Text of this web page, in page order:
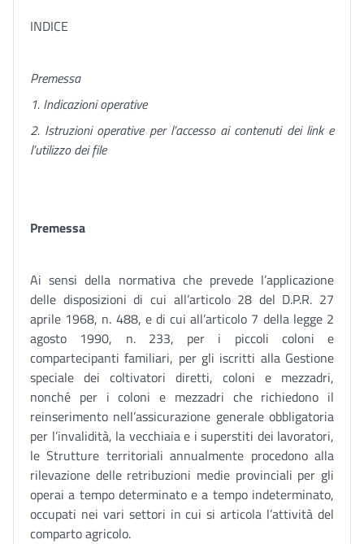
INDICE
Premessa
1. Indicazioni operative
2. Istruzioni operative per l’accesso ai contenuti dei link e
l’utilizzo dei file
Premessa
Ai sensi della normativa che prevede l’applicazione
delle disposizioni di cui all’articolo 28 del D.P.R. 27
aprile 1968, n. 488, e di cui all’articolo 7 della legge 2
agosto 1990, n. 233, per i piccoli coloni e
compartecipanti familiari, per gli iscritti alla Gestione
speciale dei coltivatori diretti, coloni e mezzadri,
nonché per i coloni e mezzadri che richiedono il
reinserimento nell’assicurazione generale obbligatoria
per l’invalidità, la vecchiaia e i superstiti dei lavoratori,
le Strutture territoriali annualmente procedono alla
rilevazione delle retribuzioni medie provinciali per gli
operai a tempo determinato e a tempo indeterminato,
occupati nei vari settori in cui si articola l’attività del
comparto agricolo.